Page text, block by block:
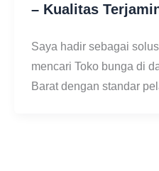
– Kualitas
Saya hadir sebagai
mencari Toko bunga di
Barat dengan standar